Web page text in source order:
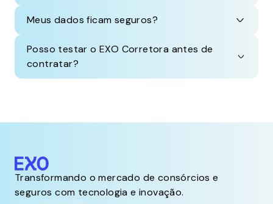
Meus dados ficam seguros?
Posso testar o EXO Corretora antes de
contratar?
Transformando o mercado de consórcios e
seguros com tecnologia e inovação.